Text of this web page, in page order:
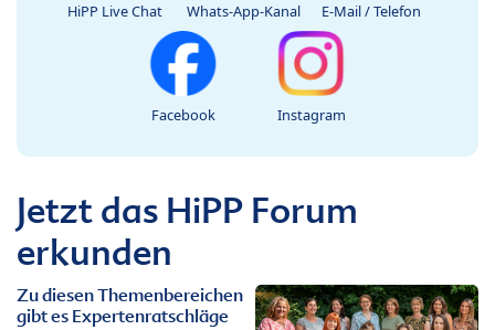
HiPP Live Chat Whats-App-Kanal E-Mail / Telefon
Facebook Instagram
Jetzt das HiPP Forum
erkunden
Zu diesen Themenbereichen
gibt es Expertenratschläge